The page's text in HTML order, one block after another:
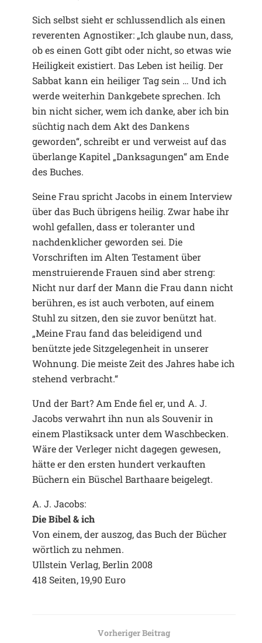
Sich selbst sieht er schlussendlich als einen
reverenten Agnostiker: „Ich glaube nun, dass,
ob es einen Gott gibt oder nicht, so etwas wie
Heiligkeit existiert. Das Leben ist heilig. Der
Sabbat kann ein heiliger Tag sein … Und ich
werde weiterhin Dankgebete sprechen. Ich
bin nicht sicher, wem ich danke, aber ich bin
süchtig nach dem Akt des Dankens
geworden“, schreibt er und verweist auf das
überlange Kapitel „Danksagungen“ am Ende
des Buches.
Seine Frau spricht Jacobs in einem Interview
über das Buch übrigens heilig. Zwar habe ihr
wohl gefallen, dass er toleranter und
nachdenklicher geworden sei. Die
Vorschriften im Alten Testament über
menstruierende Frauen sind aber streng:
Nicht nur darf der Mann die Frau dann nicht
berühren, es ist auch verboten, auf einem
Stuhl zu sitzen, den sie zuvor benützt hat.
„Meine Frau fand das beleidigend und
benützte jede Sitzgelegenheit in unserer
Wohnung. Die meiste Zeit des Jahres habe ich
stehend verbracht.“
Und der Bart? Am Ende fiel er, und A. J.
Jacobs verwahrt ihn nun als Souvenir in
einem Plastiksack unter dem Waschbecken.
Wäre der Verleger nicht dagegen gewesen,
hätte er den ersten hundert verkauften
Büchern ein Büschel Barthaare beigelegt.
A. J. Jacobs:
Die Bibel & ich
Von einem, der auszog, das Buch der Bücher
wörtlich zu nehmen.
Ullstein Verlag, Berlin 2008
418 Seiten, 19,90 Euro
Vorheriger Beitrag